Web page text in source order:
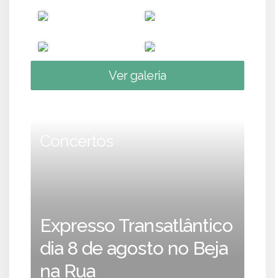
Ver galeria
Concertos
Expresso Transatlântico
dia 8 de agosto no Beja
na Rua